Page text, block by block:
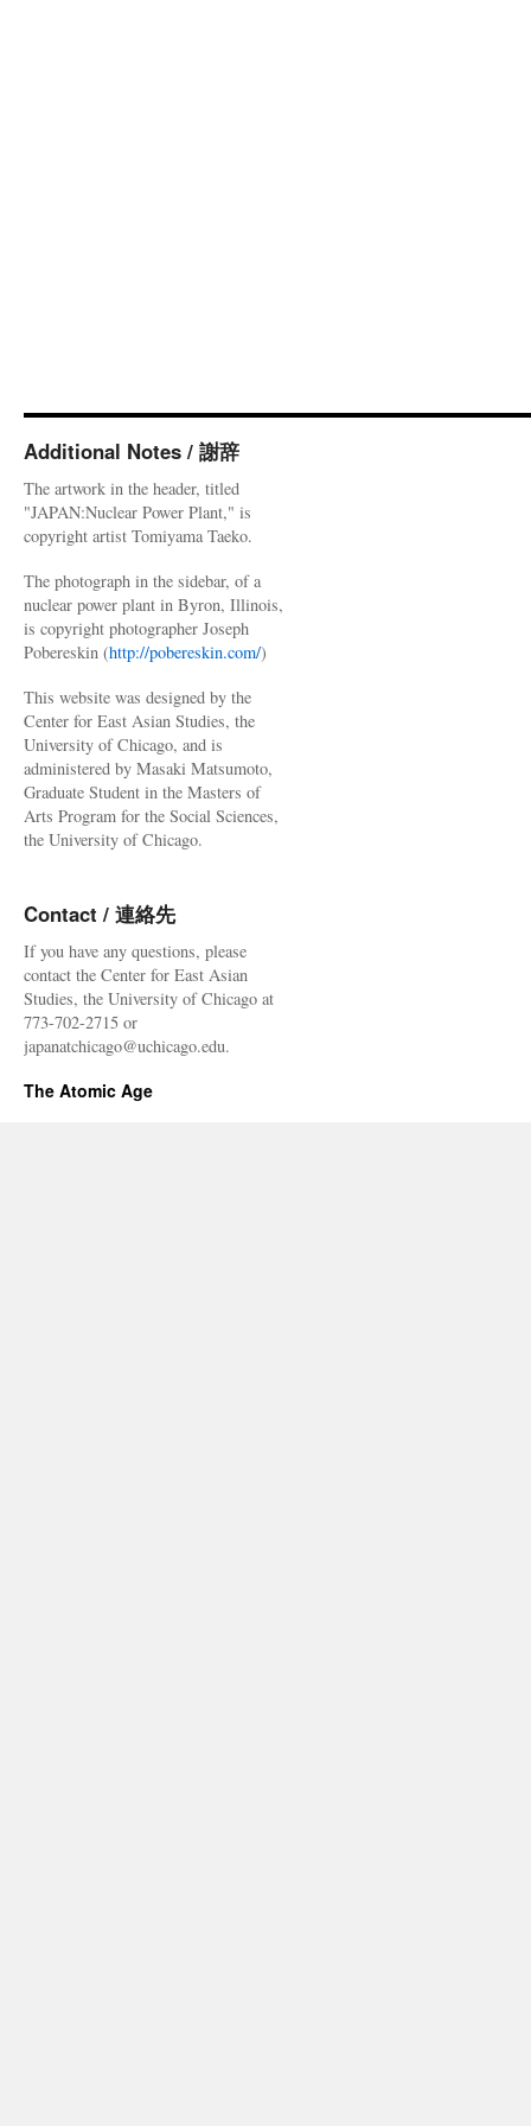
Additional Notes / 謝辞
The artwork in the header, titled
"JAPAN:Nuclear Power Plant," is
copyright artist Tomiyama Taeko.
The photograph in the sidebar, of a
nuclear power plant in Byron, Illinois,
is copyright photographer Joseph
Pobereskin (http://pobereskin.com/)
This website was designed by the
Center for East Asian Studies, the
University of Chicago, and is
administered by Masaki Matsumoto,
Graduate Student in the Masters of
Arts Program for the Social Sciences,
the University of Chicago.
Contact / 連絡先
If you have any questions, please
contact the Center for East Asian
Studies, the University of Chicago at
773-702-2715 or
japanatchicago@uchicago.edu.
The Atomic Age